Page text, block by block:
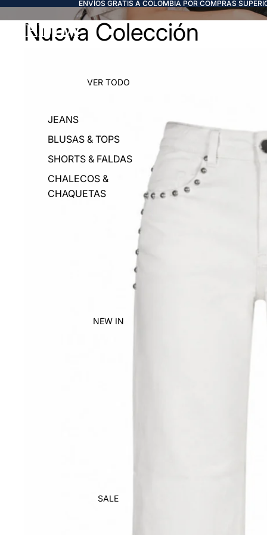
ENVÍOS GRATIS A COLOMBIA POR COMPRAS
FREDDA
VER TODO
JEANS
BLUSAS & TOPS
SHORTS & FALDAS
CHALECOS &
CHAQUETAS
NEW IN
SALE
Nueva Colección